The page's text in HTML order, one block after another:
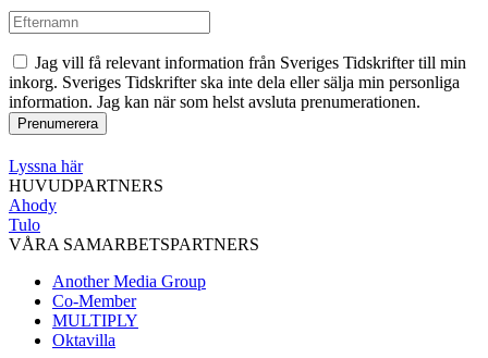
Jag vill få relevant information från Sveriges Tidskrifter till min
inkorg. Sveriges Tidskrifter ska inte dela eller sälja min personliga
information. Jag kan när som helst avsluta prenumerationen.
Lyssna här
HUVUDPARTNERS
Ahody
Tulo
VÅRA SAMARBETSPARTNERS
Another Media Group
Co-Member
MULTIPLY
Oktavilla